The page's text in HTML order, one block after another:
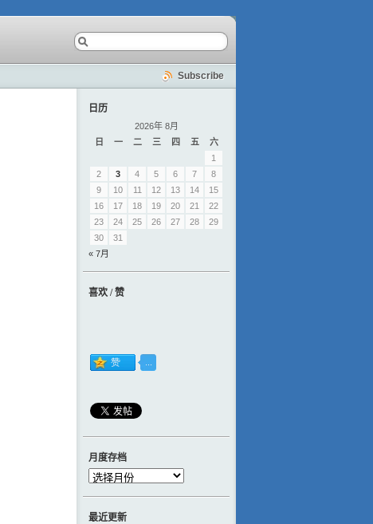
Subscribe
日历
2026年 8月
日
一 二 三 四 五
六
1
2
3 4 5 6 7
8
9
10 11 12 13 14
15
16
17 18 19 20 21
22
23
24 25 26 27 28
29
30
31
« 7月
喜欢 / 赞
月度存档
月
档
最近更新